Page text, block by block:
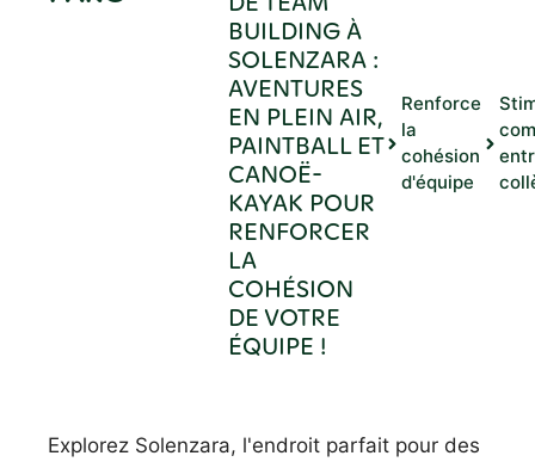
BUILDING À
SOLENZARA :
AVENTURES
EN PLEIN AIR,
PAINTBALL ET
CANOË-
KAYAK POUR
RENFORCER
LA
COHÉSION
DE VOTRE
ÉQUIPE !
Renforce
la
cohésion
d'équipe
Explorez Solenzara, l'endroit parfait pour des